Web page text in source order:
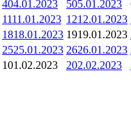
404.01.2023 505.01.2023
1111.01.2023 1212.01.2023
1818.01.2023 1919.01.2023
2525.01.2023 2626.01.2023
101.02.2023 202.02.2023